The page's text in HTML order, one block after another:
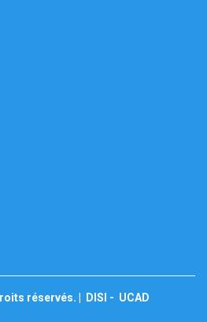
réservés. | DISI - UCAD